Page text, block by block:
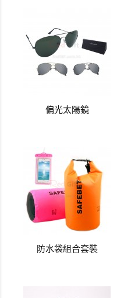
偏光太陽鏡
防水袋組合套裝